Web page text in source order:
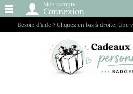
Besoin d’aide ? Cliquez en bas à droite.
Mon compte
Connexion